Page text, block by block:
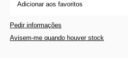
Adicionar aos favoritos
Pedir informações
Avisem-me quando houver stock